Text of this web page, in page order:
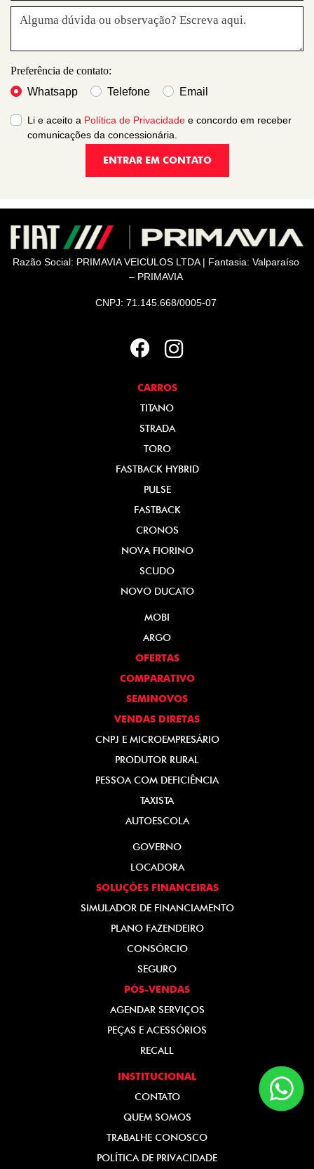
Preferência de contato:
Whatsapp
Telefone Email
Li e aceito a Política de Privacidade e concordo em receber
comunicações da concessionária.
ENTRAR EM CONTATO
Razão Social: PRIMAVIA VEICULOS LTDA | Fantasia: Valparaíso
– PRIMAVIA
CNPJ: 71.145.668/0005-07
CARROS
TITANO
STRADA
TORO
FASTBACK HYBRID
PULSE
FASTBACK
CRONOS
NOVA FIORINO
SCUDO
NOVO DUCATO
MOBI
ARGO
OFERTAS
COMPARATIVO
SEMINOVOS
VENDAS DIRETAS
CNPJ E MICROEMPRESÁRIO
PRODUTOR RURAL
PESSOA COM DEFICIÊNCIA
TAXISTA
AUTOESCOLA
GOVERNO
LOCADORA
SOLUÇÕES FINANCEIRAS
SIMULADOR DE FINANCIAMENTO
PLANO FAZENDEIRO
CONSÓRCIO
SEGURO
PÓS-VENDAS
AGENDAR SERVIÇOS
PEÇAS E ACESSÓRIOS
RECALL
INSTITUCIONAL
CONTATO
QUEM SOMOS
TRABALHE CONOSCO
POLÍTICA DE PRIVACIDADE